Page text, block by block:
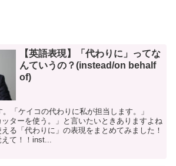
【英語表現】「代わりに」ってな
んていうの？(instead/on behalf
of)
「ケイコの代わりに私が担当します。」
ッターを使う。」と言いたいときありますよね
る「代わりに」の表現をまとめてみました！
えて！！inst...